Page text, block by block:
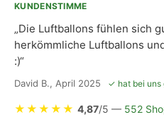
KUNDENSTIMME
„Die Luftballons fühlen sich
herkömmliche Luftballons
:)“
David B., April 2025 ✓ hat bei uns
★ ★ ★ ★ ★ 4,87/5 — 552